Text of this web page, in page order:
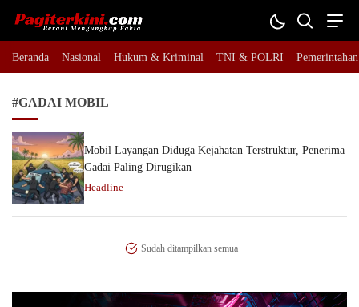
Pagiterkini.com
Berani Mengungkap Fakta
Beranda Nasional Hukum & Kriminal TNI & POLRI Pemerintahan
#GADAI MOBIL
Mobil Layangan Diduga Kejahatan Terstruktur, Penerima
Gadai Paling Dirugikan
Headline
Sudah ditampilkan semua